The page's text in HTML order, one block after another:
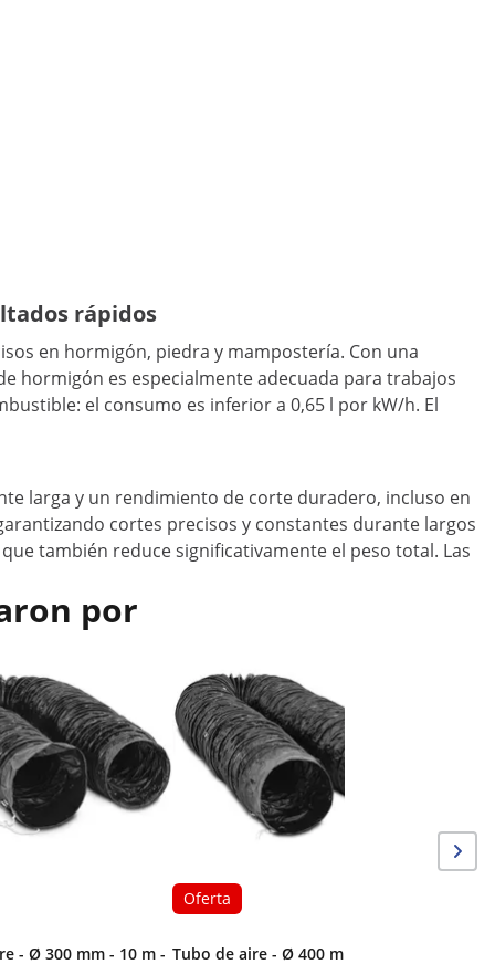
rápidos
en hormigón, piedra y mampostería. Con una
hormigón es especialmente adecuada para trabajos
el consumo es inferior a 0,65 l por kW/h. El
larga y un rendimiento de corte duradero, incluso en
cortes precisos y constantes durante largos
también reduce significativamente el peso total. Las
por
- Ø 300 mm - 10 m -
Oferta
Tubo de aire - Ø 400 mm - 10 m -